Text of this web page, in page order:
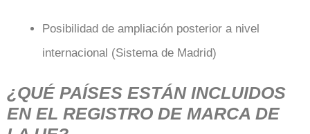
Posibilidad de ampliación posterior a nivel
internacional (Sistema de Madrid)
¿QUÉ PAÍSES ESTÁN INCLUIDOS
EN EL REGISTRO DE MARCA DE